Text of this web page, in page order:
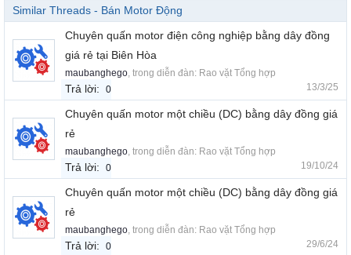
Similar Threads - Bán Motor Động
Chuyên quấn motor điện công nghiệp bằng dây đồng
giá rẻ tại Biên Hòa
maubanghego, trong diễn đàn: Rao vặt Tổng hợp
Trả lời: 0 13/3/25
Chuyên quấn motor một chiều (DC) bằng dây đồng giá
rẻ
maubanghego, trong diễn đàn: Rao vặt Tổng hợp
Trả lời: 0 19/10/24
Chuyên quấn motor một chiều (DC) bằng dây đồng giá
rẻ
maubanghego, trong diễn đàn: Rao vặt Tổng hợp
Trả lời: 0 29/6/24